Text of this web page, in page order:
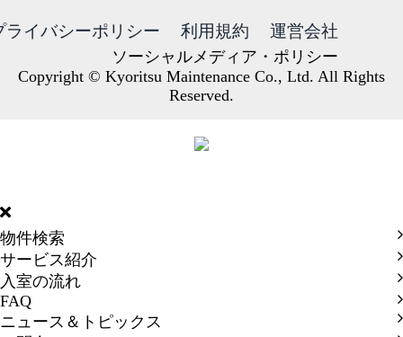
ライバシーポリシー 利用規約 運営会社
ソーシャルメディア・ポリシー
Copyright © Kyoritsu Maintenance Co., Ltd. All Rights
Reserved.
物件検索
サービス紹介
入室の流れ
FAQ
ニュース＆トピックス